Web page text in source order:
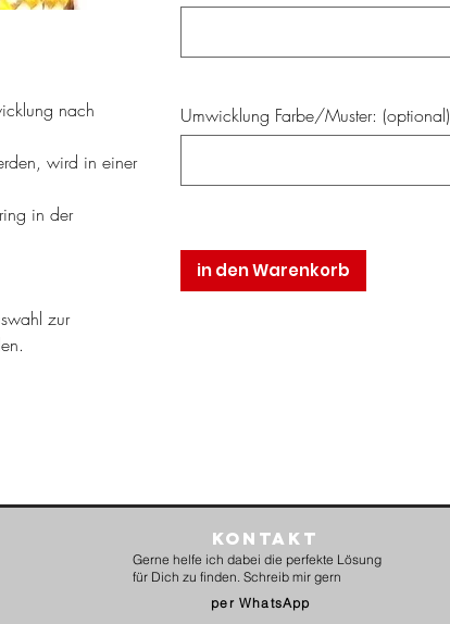
nach
wird in einer
in der
zur
Umwicklung Farbe/Muster: (optional)
in den Warenkorb
Kontakt
Gerne helfe ich dabei die perfekte Lösung
für Dich zu finden. Schreib mir gern
per WhatsApp